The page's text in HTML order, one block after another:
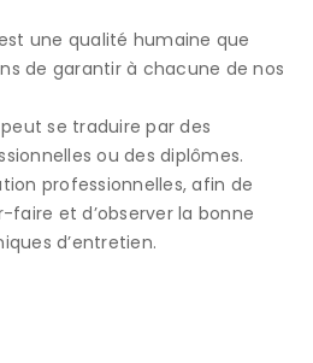
une qualité humaine que
de garantir à chacune de nos
se traduire par des
ou des diplômes.
professionnelles, afin de
et d’observer la bonne
d’entretien.